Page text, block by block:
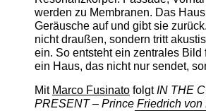
werden zu Membranen. Das
Geräusche auf und gibt sie
nicht draußen, sondern tritt
ein. So entsteht ein zentrales Bild
ein Haus, das nicht nur sendet,
Mit Marco FusinatofolgtIN THE
PRESENT – Prince Friedrich von